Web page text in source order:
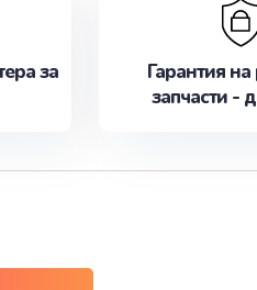
за
Гарантия
запчасти -